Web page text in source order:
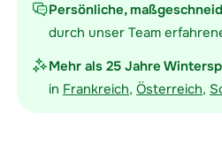
Persönliche,
durch unser Team
Mehr als 25 Jahre
in Frankreich, Österreich,